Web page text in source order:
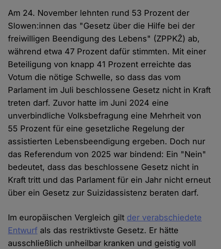
Am 24. November lehnten rund 53 Prozent der
Slowen:innen das "Gesetz über die Hilfe bei der
freiwilligen Beendigung des Lebens" (ZPPKŽ) ab,
während etwa 47 Prozent dafür stimmten. Mit einer
Beteiligung von knapp 41 Prozent erreichte das
Votum die nötige Schwelle, so dass das vom
Parlament im Juli beschlossene Gesetz nicht in Kraft
treten darf. Zuvor hatte im Juni 2024 eine
unverbindliche Volksbefragung eine Mehrheit von
55 Prozent für eine gesetzliche Regelung der
assistierten Lebensbeendigung ergeben. Doch nur
das Referendum von 2025 war bindend: Ein "Nein"
bedeutet, dass das beschlossene Gesetz nicht in
Kraft tritt und das Parlament für ein Jahr nicht erneut
über ein Gesetz zur Suizidassistenz beraten darf.
Im europäischen Vergleich gilt der verabschiedete
Entwurf als das restriktivste Gesetz. Er hätte
ausschließlich unheilbar kranken und geistig voll